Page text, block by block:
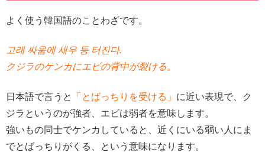
よく使う韓国語のことわざです。
고래 싸움에 새우 등 터진다.
クジラのケンカにエビの背中が裂ける。
日本語で言うと 「とばっちりを受ける」 に近い表現で、ク
ジラというのが強者、エビは弱者を意味します。
強いもの同士でケンカしていると、近くにいる弱い人にま
でとばっちりがくる、という意味になります。